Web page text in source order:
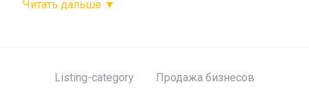
Listing-category Продажа бизнесов